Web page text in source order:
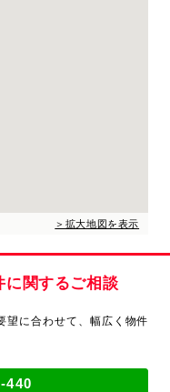
＞拡大地図を表示
に関するご相談
に合わせて、 幅広く物件
440